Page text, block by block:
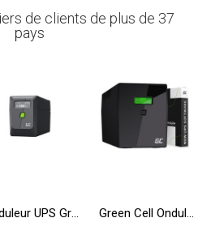
de clients de plus de 37
pays
Onduleur UPS Greencell 650VA 360W PowerProof avec écran LCD Green Cell Onduleur UPS 2000VA 1200W Alimentation d'énergie Non interruptible avec écran LCD + Nouveau Logiciel